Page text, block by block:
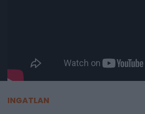
INGATLAN